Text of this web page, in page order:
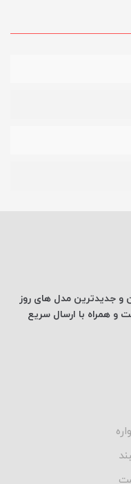
و جدیدترین مدل های روز
و همراه با ارسال سریع